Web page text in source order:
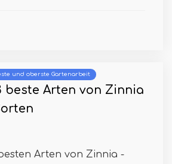
und oberste Gartenarbeit
beste Arten von Zinnia
Arten von Zinnia -